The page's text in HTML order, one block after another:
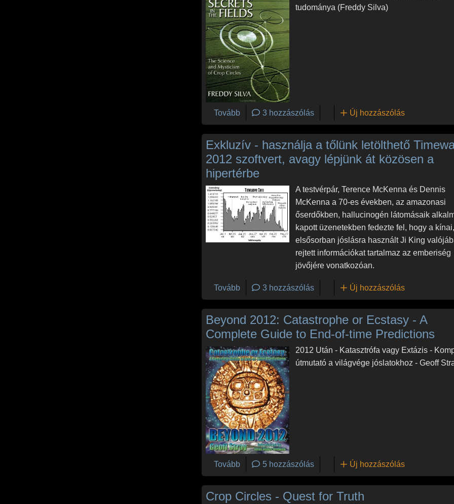
tudománya (Freddy Silva)
Tovább(Secrets in the Fields: The Science and Mysticism of Crop
3 hozzászólás Új hozzászólás
Exkluzív - használja a tőlünk letölthető
2012 szoftvert, avagy lépjünk át közösen a
hipertérbe
A testvérpár, Terence McKenna és Dennis
McKenna a 70-es években, az amazonasi
őserdőkben, hallucinogén látomásaik
kapott üzenetekben fedezte fel, hogy a
elsősorban jóslásra használt Ji King
rejtett információkat tartalmaz az emberiség
jövőjére vonatkozóan.
Tovább(Exkluzív - használja a tőlünk letölthető Timewave 2012
3 hozzászólás Új hozzászólás
Beyond 2012: Catastrophe or Ecstasy - A
Complete Guide to End-of-time Predictions
2012 Után - Katasztrófa vagy Extázis -
útmutató a világvége jóslatokhoz - Geoff
Tovább(Beyond 2012: Catastrophe or Ecstasy - A Complete Guide
5 hozzászólás Új hozzászólás
Crop Circles - Quest for Truth